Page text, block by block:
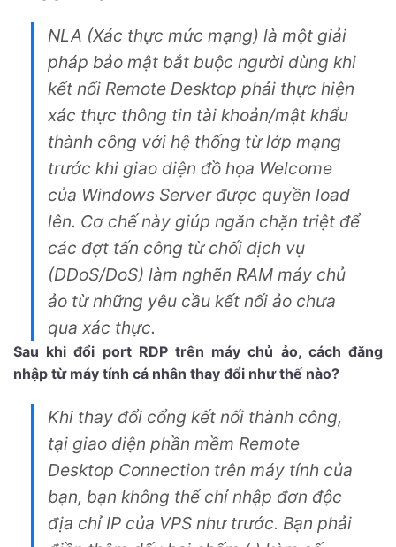
NLA (Xác thực mức mạng) là một giải
pháp bảo mật bắt buộc người dùng khi
kết nối Remote Desktop phải thực hiện
xác thực thông tin tài khoản/mật khẩu
thành công với hệ thống từ lớp mạng
trước khi giao diện đồ họa Welcome
của Windows Server được quyền load
lên. Cơ chế này giúp ngăn chặn triệt để
các đợt tấn công từ chối dịch vụ
(DDoS/DoS) làm nghẽn RAM máy chủ
ảo từ những yêu cầu kết nối ảo chưa
qua xác thực.
Sau khi đổi port RDP trên máy chủ ảo, cách đăng
nhập từ máy tính cá nhân thay đổi như thế nào?
Khi thay đổi cổng kết nối thành công,
tại giao diện phần mềm Remote
Desktop Connection trên máy tính của
bạn, bạn không thể chỉ nhập đơn độc
địa chỉ IP của VPS như trước. Bạn phải